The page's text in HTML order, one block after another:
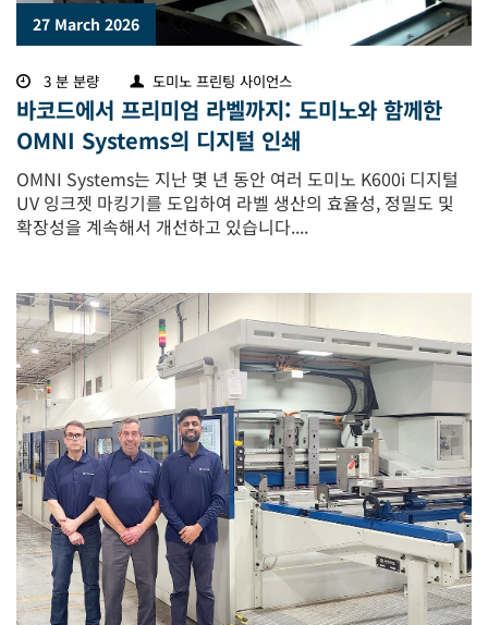
27 March 2026
3 분 분량 도미노 프린팅 사이언스
바코드에서 프리미엄 라벨까지: 도미노와 함께한
OMNI Systems의 디지털 인쇄
OMNI Systems는 지난 몇 년 동안 여러 도미노 K600i 디지털
UV 잉크젯 마킹기를 도입하여 라벨 생산의 효율성, 정밀도 및
확장성을 계속해서 개선하고 있습니다....